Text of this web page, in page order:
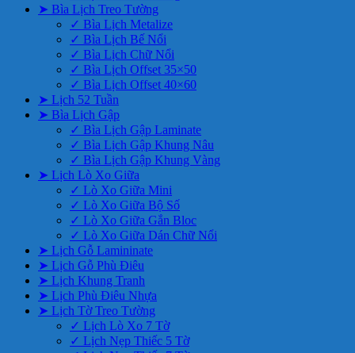
➤ Bìa Lịch Treo Tường
✓ Bìa Lịch Metalize
✓ Bìa Lịch Bế Nổi
✓ Bìa Lịch Chữ Nổi
✓ Bìa Lịch Offset 35×50
✓ Bìa Lịch Offset 40×60
➤ Lịch 52 Tuần
➤ Bìa Lịch Gập
✓ Bìa Lịch Gập Laminate
✓ Bìa Lịch Gập Khung Nâu
✓ Bìa Lịch Gập Khung Vàng
➤ Lịch Lò Xo Giữa
✓ Lò Xo Giữa Mini
✓ Lò Xo Giữa Bộ Số
✓ Lò Xo Giữa Gắn Bloc
✓ Lò Xo Giữa Dán Chữ Nổi
➤ Lịch Gỗ Lamininate
➤ Lịch Gỗ Phù Điêu
➤ Lịch Khung Tranh
➤ Lịch Phù Điêu Nhựa
➤ Lịch Tờ Treo Tường
✓ Lịch Lò Xo 7 Tờ
✓ Lịch Nẹp Thiếc 5 Tờ